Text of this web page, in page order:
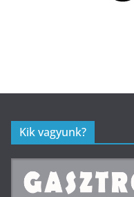
Kik vagyunk?